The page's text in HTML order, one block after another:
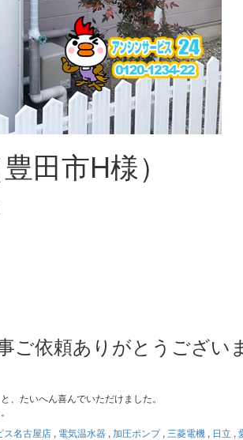
田市H様）
ご依頼ありがとうござい
、たいへん喜んでいただけました。
ス名古屋店 , 電気温水器 , 加圧ポンプ, 三菱電機 , 日立 ,